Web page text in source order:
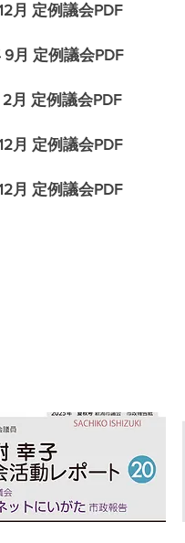
月 定例議会PDF
月 定例議会PDF
月 定例議会PDF
月 定例議会PDF
月 定例議会PDF